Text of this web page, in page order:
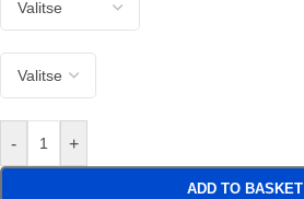
- +
ADD TO BASKET